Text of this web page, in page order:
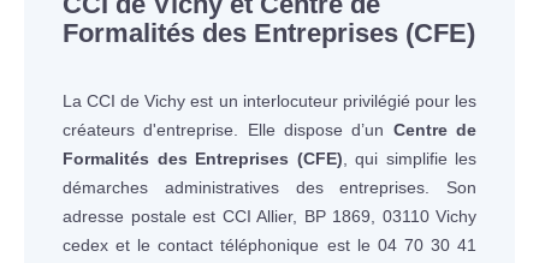
Formalités des Entreprises (CFE)
La CCI de Vichy est un interlocuteur privilégié pour les
créateurs d'entreprise. Elle dispose d’un Centre de
Formalités des Entreprises (CFE) , qui simplifie les
démarches administratives des entreprises. Son
adresse postale est CCI Allier, BP 1869, 03110 Vichy
cedex et le contact téléphonique est le 04 70 30 41